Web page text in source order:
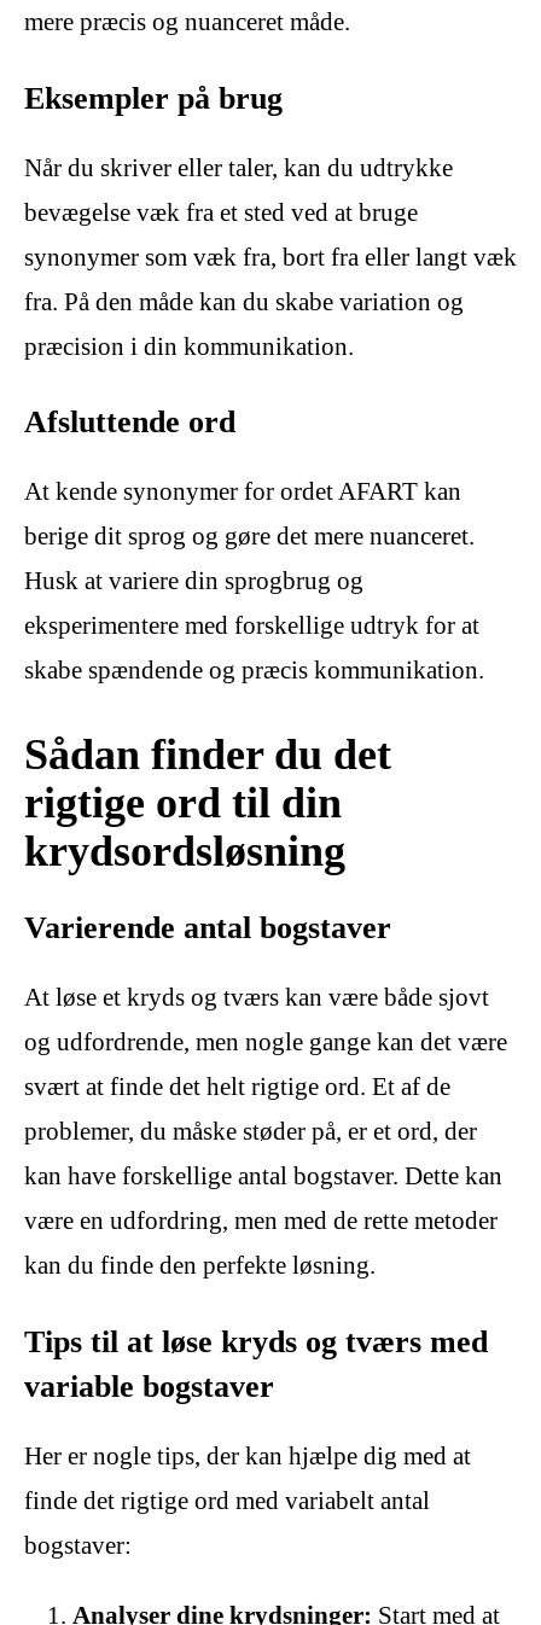
mere præcis og nuanceret måde.
Eksempler på brug
Når du skriver eller taler, kan du udtrykke
bevægelse væk fra et sted ved at bruge
synonymer som væk fra, bort fra eller langt væk
fra. På den måde kan du skabe variation og
præcision i din kommunikation.
Afsluttende ord
At kende synonymer for ordet AFART kan
berige dit sprog og gøre det mere nuanceret.
Husk at variere din sprogbrug og
eksperimentere med forskellige udtryk for at
skabe spændende og præcis kommunikation.
Sådan finder du det
rigtige ord til din
krydsordsløsning
Varierende antal bogstaver
At løse et kryds og tværs kan være både sjovt
og udfordrende, men nogle gange kan det være
svært at finde det helt rigtige ord. Et af de
problemer, du måske støder på, er et ord, der
kan have forskellige antal bogstaver. Dette kan
være en udfordring, men med de rette metoder
kan du finde den perfekte løsning.
Tips til at løse kryds og tværs med
variable bogstaver
Her er nogle tips, der kan hjælpe dig med at
finde det rigtige ord med variabelt antal
bogstaver:
Analyser dine krydsninger: Start med at